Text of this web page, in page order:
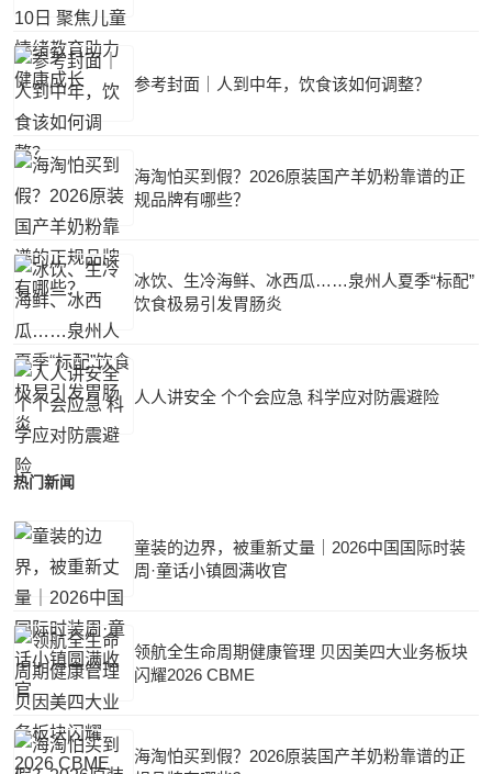
参考封面｜人到中年，饮食该如何调整？
海淘怕买到假？2026原装国产羊奶粉靠谱的正
规品牌有哪些？
冰饮、生冷海鲜、冰西瓜……泉州人夏季“标配”
饮食极易引发胃肠炎
人人讲安全 个个会应急 科学应对防震避险
热门新闻
童装的边界，被重新丈量｜2026中国国际时装
周·童话小镇圆满收官
领航全生命周期健康管理 贝因美四大业务板块
闪耀2026 CBME
海淘怕买到假？2026原装国产羊奶粉靠谱的正